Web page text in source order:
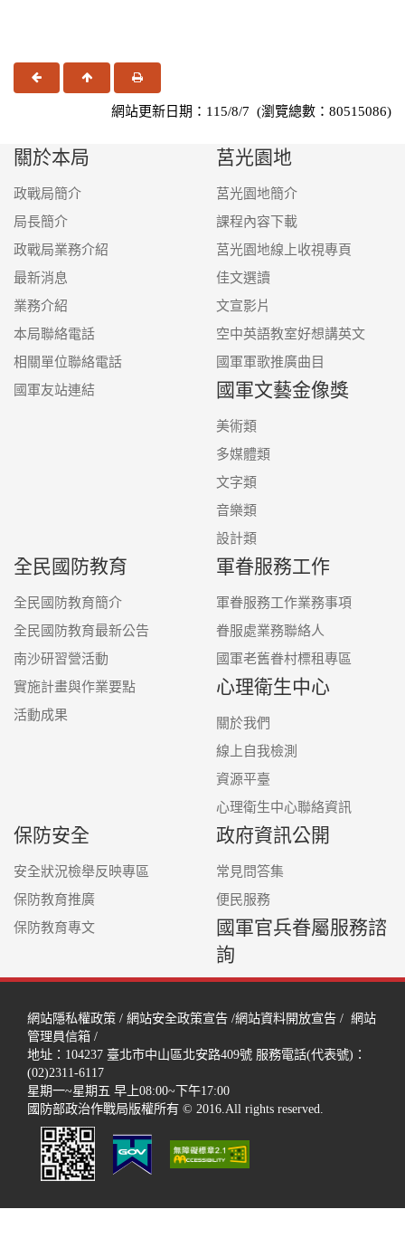
上一頁 回頂端 友善列印
網站更新日期：115/8/7 (瀏覽總數：80515086)
關於本局
政戰局簡介
局長簡介
政戰局業務介紹
最新消息
業務介紹
本局聯絡電話
相關單位聯絡電話
國軍友站連結
莒光園地
莒光園地簡介
課程內容下載
莒光園地線上收視專頁
佳文選讀
文宣影片
空中英語教室好想講英文
國軍軍歌推廣曲目
國軍文藝金像獎
美術類
多媒體類
文字類
音樂類
設計類
全民國防教育
全民國防教育簡介
全民國防教育最新公告
南沙研習營活動
實施計畫與作業要點
活動成果
軍眷服務工作
軍眷服務工作業務事項
眷服處業務聯絡人
國軍老舊眷村標租專區
心理衛生中心
關於我們
線上自我檢測
資源平臺
心理衛生中心聯絡資訊
保防安全
安全狀況檢舉反映專區
保防教育推廣
保防教育專文
政府資訊公開
常見問答集
便民服務
國軍官兵眷屬服務諮
詢
網站隱私權政策 / 網站安全政策宣告 /網站資料開放宣告 / 網站
管理員信箱 /
地址：104237 臺北市中山區北安路409號 服務電話(代表號)：
(02)2311-6117
星期一~星期五 早上08:00~下午17:00
國防部政治作戰局版權所有 © 2016.All rights reserved.